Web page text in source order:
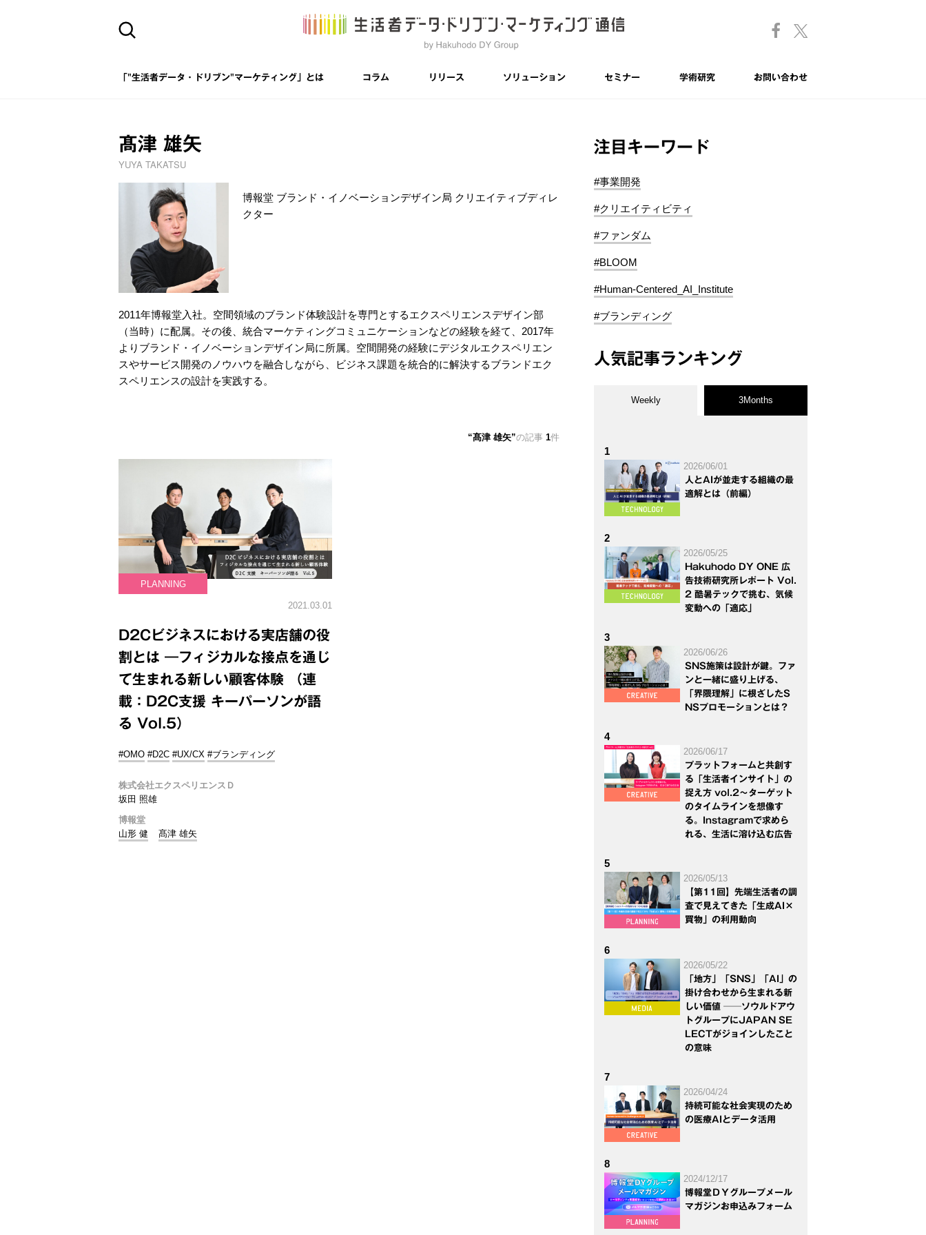
「"生活者データ・ドリブン"マーケティング」とは コラム リリース ソリューション セミナー 学術研究 お問い合わせ
髙津 雄矢
YUYA TAKATSU
博報堂 ブランド・イノベーションデザイン局 クリエイティブディレ
クター
2011年博報堂入社。空間領域のブランド体験設計を専門とするエクスペリエンスデザイン部
（当時）に配属。その後、統合マーケティングコミュニケーションなどの経験を経て、2017年
よりブランド・イノベーションデザイン局に所属。空間開発の経験にデジタルエクスペリエン
スやサービス開発のノウハウを融合しながら、ビジネス課題を統合的に解決するブランドエク
スペリエンスの設計を実践する。
髙津 雄矢 の記事 1件
PLANNING
2021.03.01
D2Cビジネスにおける実店舗の役
割とは ―フィジカルな接点を通じ
て生まれる新しい顧客体験 （連
載：D2C支援 キーパーソンが語
る Vol.5）
#OMO #D2C #UX/CX #ブランディング
株式会社エクスペリエンスＤ
坂田 照雄
博報堂
山形 健
髙津 雄矢
注目キーワード
#事業開発
#クリエイティビティ
#ファンダム
#BLOOM
#Human-Centered_AI_Institute
#ブランディング
人気記事ランキング
Weekly 3Months
1
2026/06/01
人とAIが並走する組織の最
適解とは（前編）
2
2026/05/25
Hakuhodo DY ONE 広
告技術研究所レポート Vol.
2 酷暑テックで挑む、気候
変動への「適応」
3
2026/06/26
SNS施策は設計が鍵。ファ
ンと一緒に盛り上げる、
「界隈理解」に根ざしたS
NSプロモーションとは？
4
2026/06/17
プラットフォームと共創す
る「生活者インサイト」の
捉え方 vol.2～ターゲット
のタイムラインを想像す
る。Instagramで求めら
れる、生活に溶け込む広告
5
2026/05/13
【第11回】先端生活者の調
査で見えてきた「生成AI×
買物」の利用動向
6
2026/05/22
「地方」「SNS」「AI」の
掛け合わせから生まれる新
しい価値 ──ソウルドアウ
トグループにJAPAN SE
LECTがジョインしたこと
の意味
7
2026/04/24
持続可能な社会実現のため
の医療AIとデータ活用
8
2024/12/17
博報堂ＤＹグループメール
マガジンお申込みフォーム